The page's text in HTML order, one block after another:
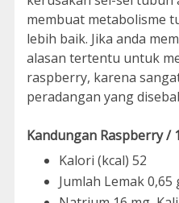
membuat metabolisme
lebih baik. Jika anda
alasan tertentu untuk
raspberry, karena
peradangan yang
Kandungan Raspberry /
Kalori (kcal) 52
Jumlah Lemak 0,65